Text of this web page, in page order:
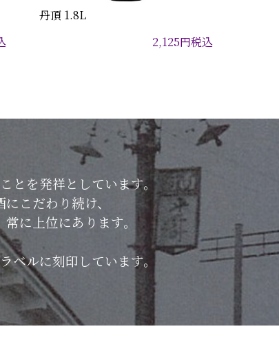
丹頂 1.8L
2,125円税込
とを発祥としています。
こだわり続け、
に上位にあります。
ルに刻印しています。